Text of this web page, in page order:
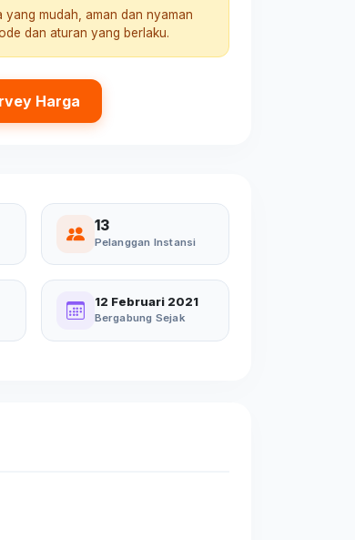
mudah, aman dan nyaman
dan aturan yang berlaku.
Harga
13
Pelanggan Instansi
12 Februari 2021
Bergabung Sejak